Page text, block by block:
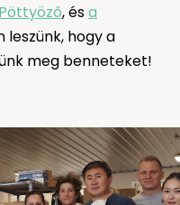
, ésa
leszünk, hogy a
meg benneteket!